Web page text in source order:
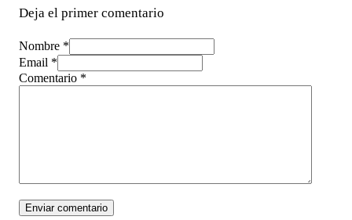
Deja el primer comentario
Nombre *
Email *
Comentario *